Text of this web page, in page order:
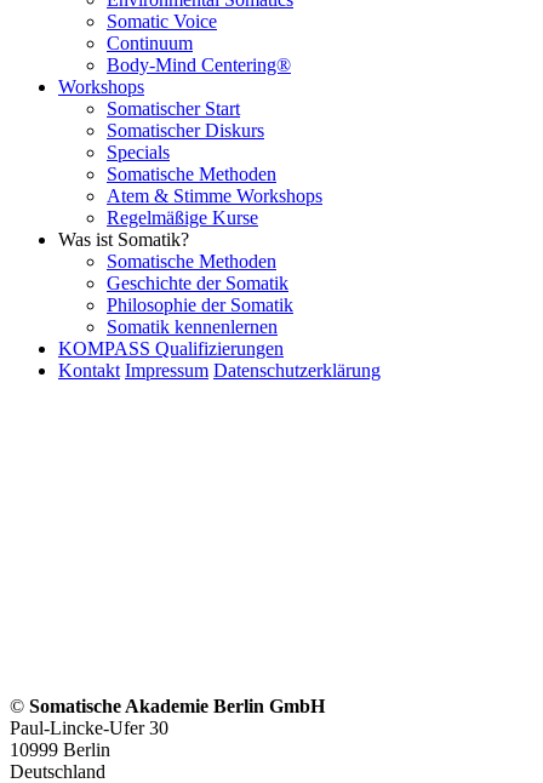
Somatic Voice
Continuum
Body-Mind Centering®
Workshops
Somatischer Start
Somatischer Diskurs
Specials
Somatische Methoden
Atem & Stimme Workshops
Regelmäßige Kurse
Was ist Somatik?
Somatische Methoden
Geschichte der Somatik
Philosophie der Somatik
Somatik kennenlernen
KOMPASS Qualifizierungen
Kontakt Impressum Datenschutzerklärung
© Somatische Akademie Berlin GmbH
Paul-Lincke-Ufer 30
10999 Berlin
Deutschland